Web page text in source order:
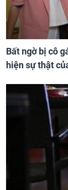
Bất ngờ bị cô
hiện sự thật